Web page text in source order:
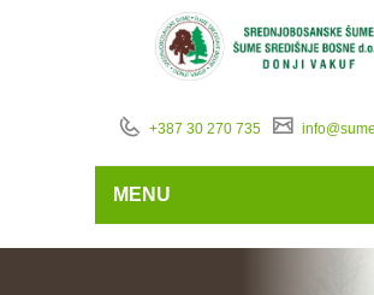
+387 30 270 735
MENU